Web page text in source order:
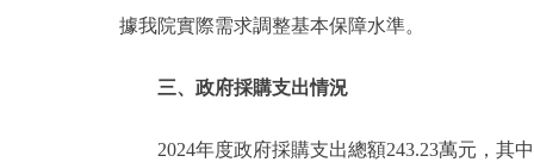
據我院實際需求調整基本保障水準。
三、政府採購支出情況
2024年度政府採購支出總額243.23萬元，其